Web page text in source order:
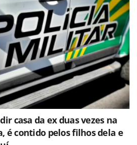
casa da ex duas vezes na
é contido pelos filhos dela e